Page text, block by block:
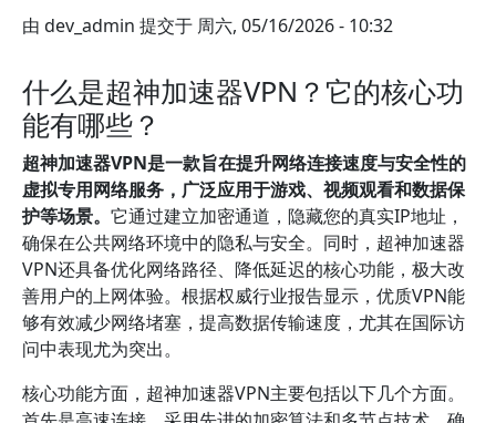
由 dev_admin 提交于 周六, 05/16/2026 - 10:32
什么是超神加速器VPN？它的核心功
能有哪些？
超神加速器VPN是一款旨在提升网络连接速度与安全性的
虚拟专用网络服务，广泛应用于游戏、视频观看和数据保
护等场景。 它通过建立加密通道，隐藏您的真实IP地址，
确保在公共网络环境中的隐私与安全。同时，超神加速器
VPN还具备优化网络路径、降低延迟的核心功能，极大改
善用户的上网体验。根据权威行业报告显示，优质VPN能
够有效减少网络堵塞，提高数据传输速度，尤其在国际访
问中表现尤为突出。
核心功能方面，超神加速器VPN主要包括以下几个方面。